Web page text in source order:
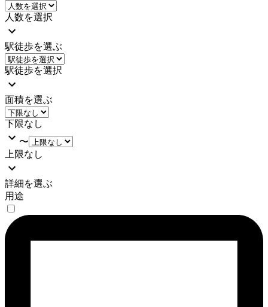
人数を選択
駅徒歩を選ぶ
駅徒歩を選択
面積を選ぶ
下限なし
〜
上限なし
詳細を選ぶ
用途